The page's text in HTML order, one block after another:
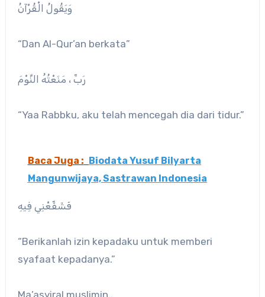
وَيَقُولُ الْقُرْآنُ
“Dan Al-Qur’an berkata”
رَبِّ ، مَنَعْتُهُ النَّوْمَ
“Yaa Rabbku, aku telah mencegah dia dari tidur.”
Baca Juga :
Biodata Yusuf Bilyarta
Mangunwijaya, Sastrawan Indonesia
فَشَفِّعْنِي فِيهِ
“Berikanlah izin kepadaku untuk memberi
syafaat kepadanya.”